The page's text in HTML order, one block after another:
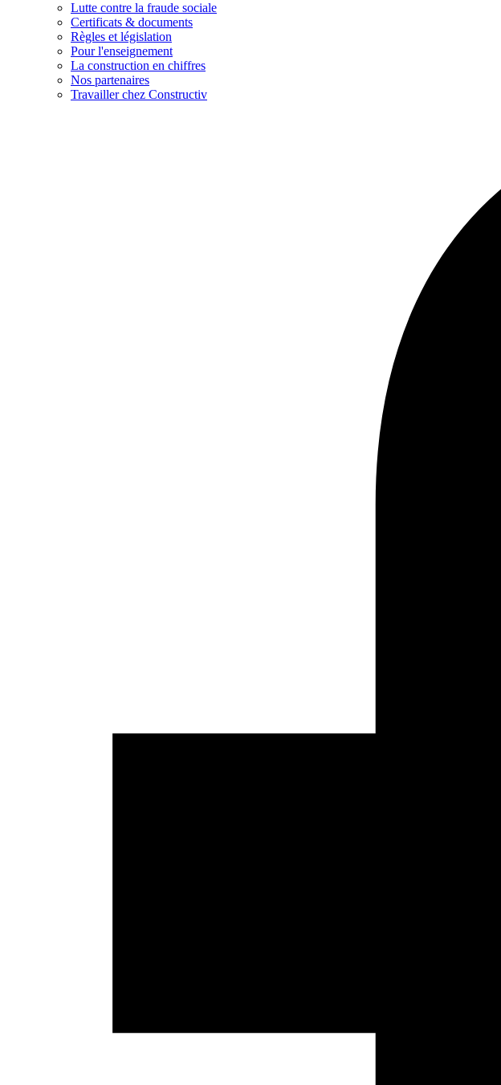
Lutte contre la fraude sociale
Certificats & documents
Règles et législation
Pour l'enseignement
La construction en chiffres
Nos partenaires
Travailler chez Constructiv